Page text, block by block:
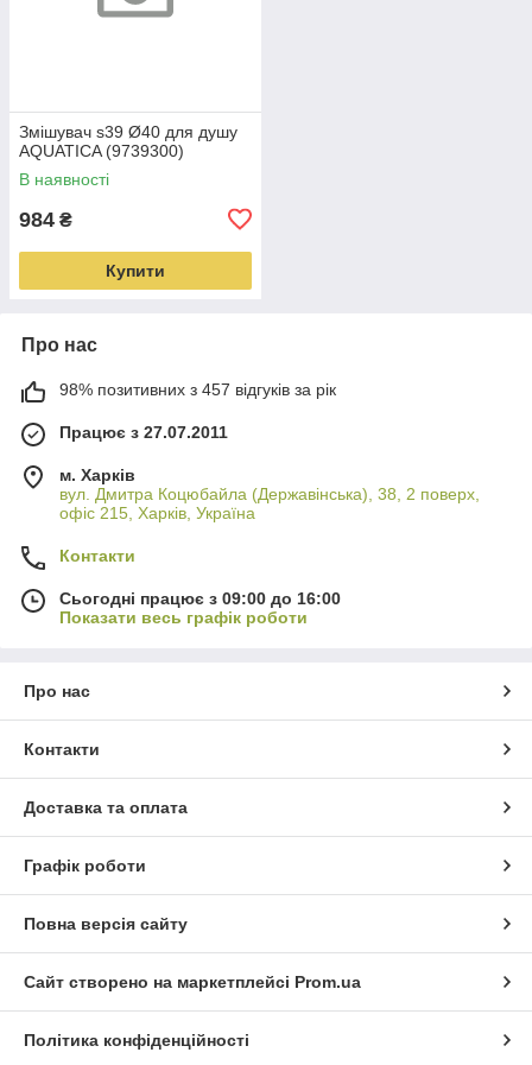
Змішувач s39 Ø40 для душу
AQUATICA (9739300)
В наявності
984 ₴
Купити
Про нас
98% позитивних з 457 відгуків за рік
Працює з 27.07.2011
м. Харків
вул. Дмитра Коцюбайла (Державінська), 38, 2 поверх,
офіс 215, Харків, Україна
Контакти
Сьогодні працює з 09:00 до 16:00
Показати весь графік роботи
Про нас
Контакти
Доставка та оплата
Графік роботи
Повна версія сайту
Сайт створено на маркетплейсі Prom.ua
Політика конфіденційності